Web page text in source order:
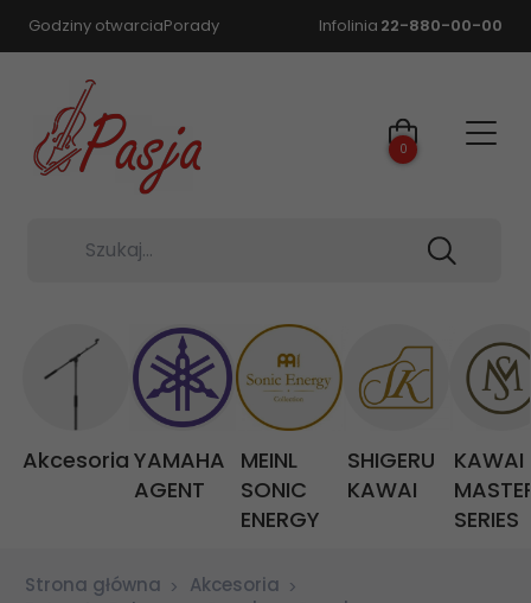
Godziny otwarciaPorady Infolinia 22-880-00-00
Szukaj...
0
Akcesoria YAMAHA
AGENT
MEINL
SONIC
ENERGY
SHIGERU
KAWAI
KAWAI
SERIES
Strona główna
Akcesoria